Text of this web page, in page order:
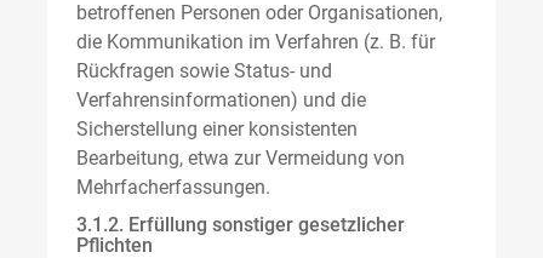
betroffenen Personen oder Organisationen,
die Kommunikation im Verfahren (z. B. für
Rückfragen sowie Status- und
Verfahrensinformationen) und die
Sicherstellung einer konsistenten
Bearbeitung, etwa zur Vermeidung von
Mehrfacherfassungen.
3.1.2. Erfüllung sonstiger gesetzlicher
Pflichten